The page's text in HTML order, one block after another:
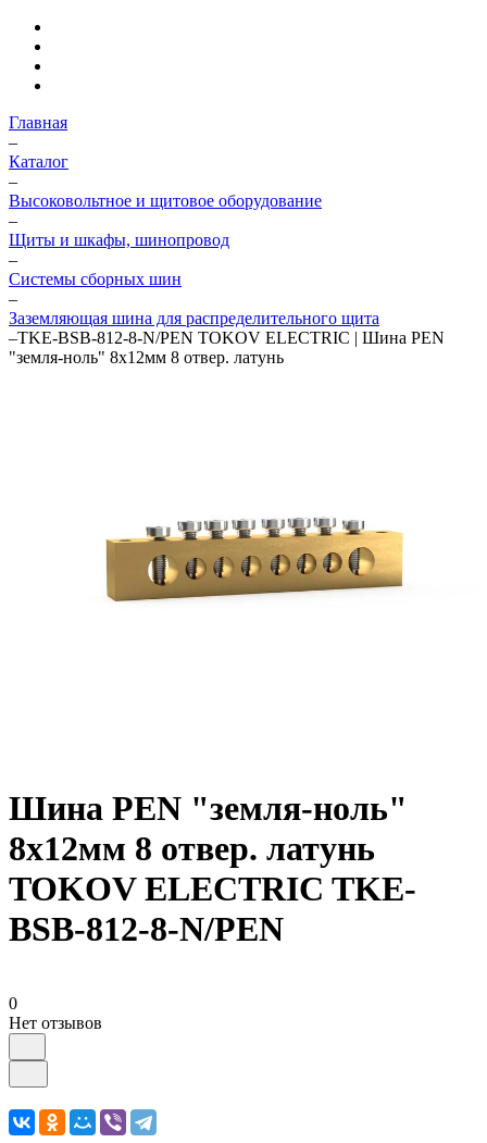
Главная
–
Каталог
–
Высоковольтное и щитовое оборудование
–
Щиты и шкафы, шинопровод
–
Системы сборных шин
–
Заземляющая шина для распределительного щита
–TKE-BSB-812-8-N/PEN TOKOV ELECTRIC | Шина PEN
"земля-ноль" 8х12мм 8 отвер. латунь
Шина PEN "земля-ноль"
8х12мм 8 отвер. латунь
TOKOV ELECTRIC TKE-
BSB-812-8-N/PEN
0
Нет отзывов